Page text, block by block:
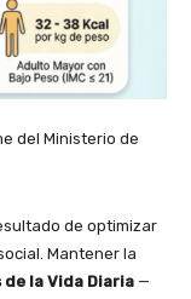
del Ministerio de
de optimizar
Mantener la
la Vida Diaria —